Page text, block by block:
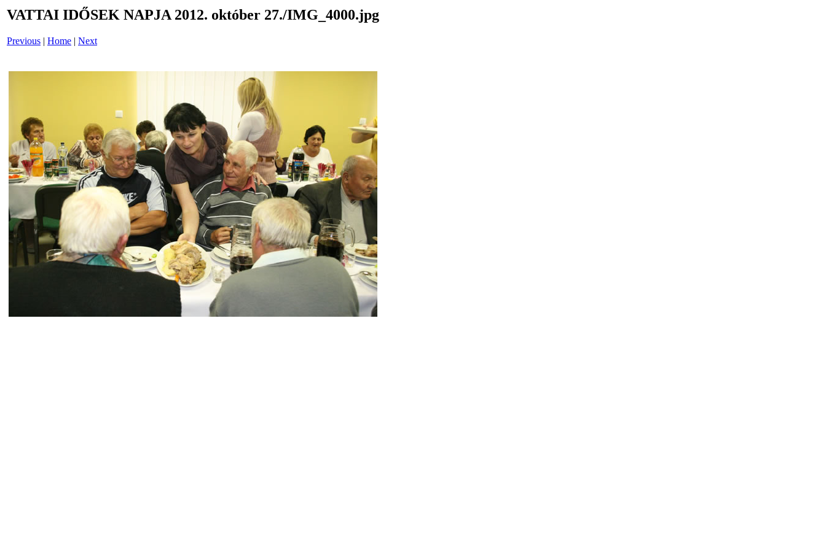
VATTAI IDŐSEK NAPJA 2012. október 27./IMG_4000.jpg
Previous | Home | Next